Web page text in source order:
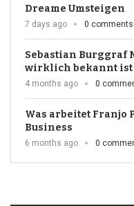
Dreame Umsteigen
7 days ago 0 comments
Sebastian Burggraf
wirklich bekannt ist
4 months ago 0
Was arbeitet Franjo
Business
6 months ago 0